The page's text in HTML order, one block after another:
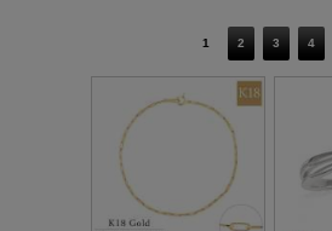
1 2 3 4